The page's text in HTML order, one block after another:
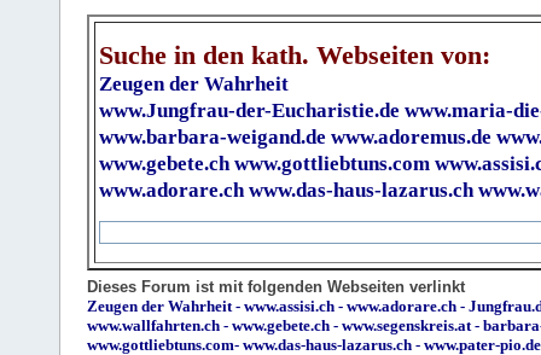
Suche in den kath. Webseiten von:
Zeugen der Wahrheit
www.Jungfrau-der-Eucharistie.de www.maria-
www.barbara-weigand.de www.adoremus.de
www.gebete.ch www.gottliebtuns.com
www.adorare.ch www.das-haus-lazarus.ch
Dieses Forum ist mit folgenden Webseiten verlinkt
Zeugen der Wahrheit - www.assisi.ch - www.adorare.ch -
www.wallfahrten.ch - www.gebete.ch - www.segenskreis.at -
www.gottliebtuns.com- www.das-haus-lazarus.ch - www.pater-pio.de